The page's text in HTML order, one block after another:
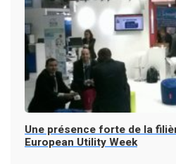
Une présence forte de la
European Utility Week